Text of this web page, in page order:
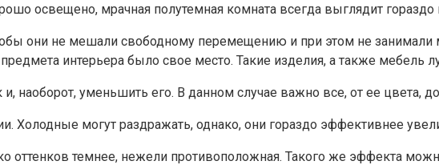
освещено, мрачная полутемная комната всегда выглядит
они не мешали свободному перемещению и при этом не
интерьера было свое место. Такие изделия, а также мебель
наоборот, уменьшить его. В данном случае важно все, от ее цвета,
Холодные могут раздражать, однако, они гораздо эффективнее
оттенков темнее, нежели противоположная. Такого же эффекта